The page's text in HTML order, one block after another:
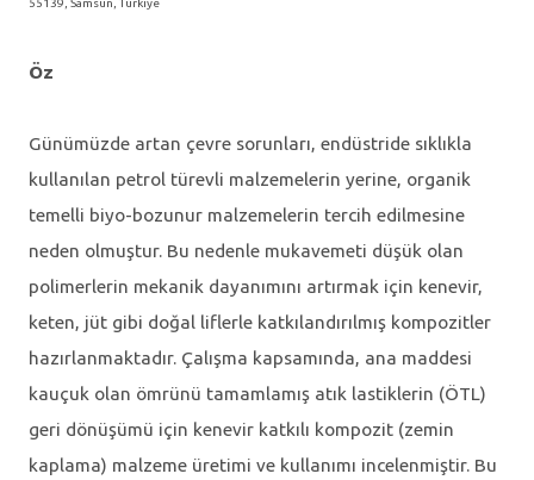
Öz
Günümüzde artan çevre sorunları, endüstride sıklıkla
kullanılan petrol türevli malzemelerin yerine, organik
temelli biyo-bozunur malzemelerin tercih edilmesine
neden olmuştur. Bu nedenle mukavemeti düşük olan
polimerlerin mekanik dayanımını artırmak için kenevir,
keten, jüt gibi doğal liflerle katkılandırılmış kompozitler
hazırlanmaktadır. Çalışma kapsamında, ana maddesi
kauçuk olan ömrünü tamamlamış atık lastiklerin (ÖTL)
geri dönüşümü için kenevir katkılı kompozit (zemin
kaplama) malzeme üretimi ve kullanımı incelenmiştir. Bu